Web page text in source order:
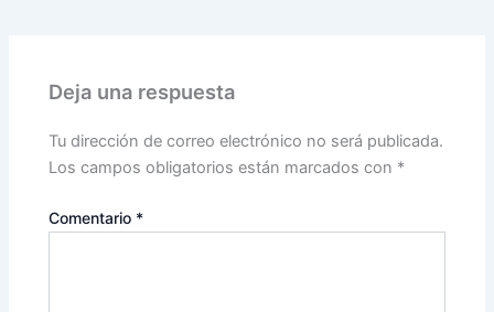
Deja una respuesta
Tu dirección de correo electrónico no será publicada.
Los campos obligatorios están marcados con *
Comentario *